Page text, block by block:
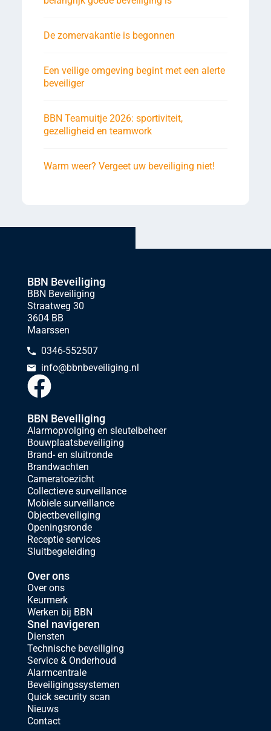
De zomervakantie is begonnen
Een veilige omgeving begint met een alerte
beveiliger
BBN Teamuitje 2026: sportiviteit,
gezelligheid en teamwork
Warm weer? Vergeet uw beveiliging niet!
BBN Beveiliging
BBN Beveiliging
Straatweg 30
3604 BB
Maarssen
0346-552507
info@bbnbeveiliging.nl
BBN Beveiliging
Alarmopvolging en sleutelbeheer
Bouwplaatsbeveiliging
Brand- en sluitronde
Brandwachten
Cameratoezicht
Collectieve surveillance
Mobiele surveillance
Objectbeveiliging
Openingsronde
Receptie services
Sluitbegeleiding
Over ons
Over ons
Keurmerk
Werken bij BBN
Snel navigeren
Diensten
Technische beveiliging
Service & Onderhoud
Alarmcentrale
Beveiligingssystemen
Quick security scan
Nieuws
Contact